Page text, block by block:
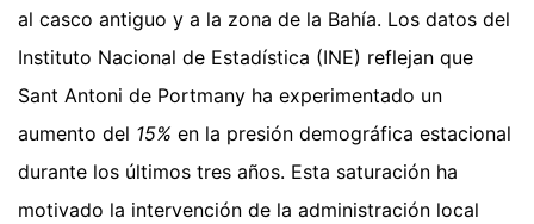
al casco antiguo y a la zona de la Bahía. Los datos del
Instituto Nacional de Estadística (INE) reflejan que
Sant Antoni de Portmany ha experimentado un
aumento del 15% en la presión demográfica estacional
durante los últimos tres años. Esta saturación ha
motivado la intervención de la administración local